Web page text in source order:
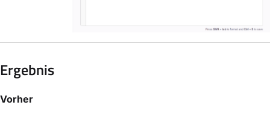
Ergebnis
Vorher